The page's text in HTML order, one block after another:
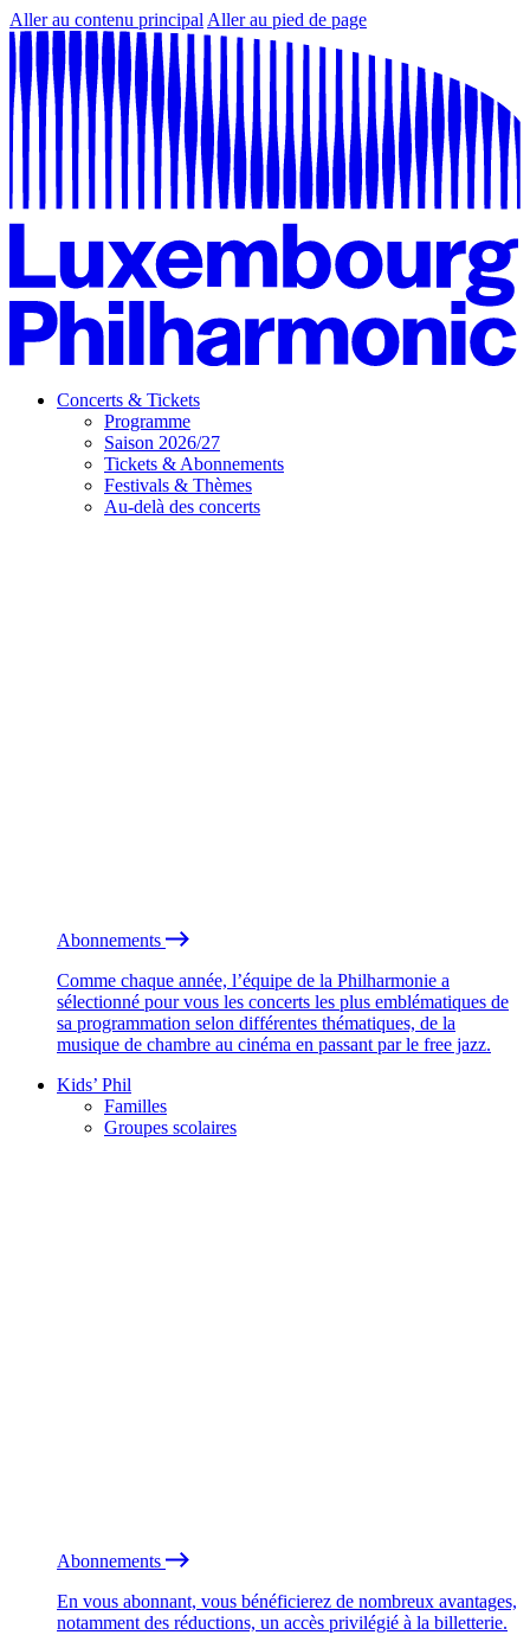
Aller au contenu principal Aller au pied de page
Concerts & Tickets
Programme
Saison 2026/27
Tickets & Abonnements
Festivals & Thèmes
Au-delà des concerts
Abonnements
Comme chaque année, l’équipe de la Philharmonie a
sélectionné pour vous les concerts les plus emblématiques de
sa programmation selon différentes thématiques, de la
musique de chambre au cinéma en passant par le free jazz.
Kids’ Phil
Familles
Groupes scolaires
Abonnements
En vous abonnant, vous bénéficierez de nombreux avantages,
notamment des réductions, un accès privilégié à la billetterie.